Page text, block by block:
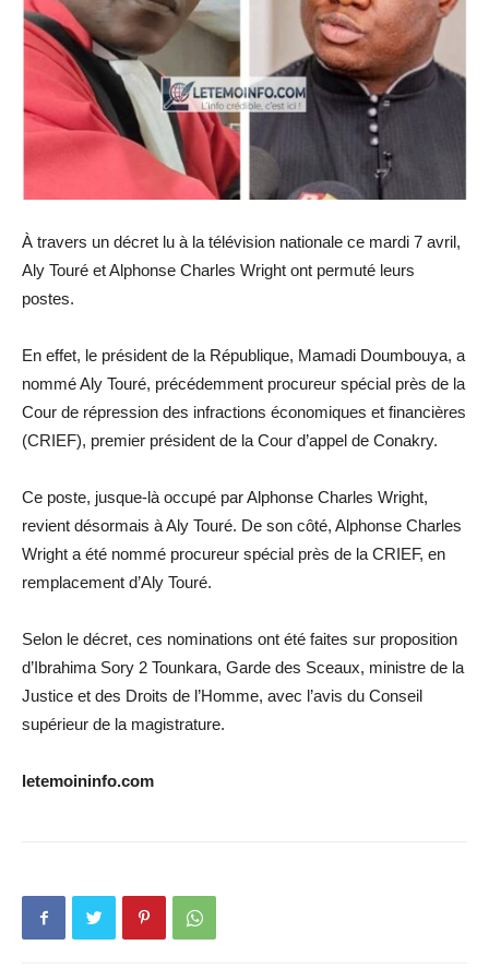
À travers un décret lu à la télévision nationale ce mardi 7 avril,
Aly Touré et Alphonse Charles Wright ont permuté leurs
postes.
En effet, le président de la République, Mamadi Doumbouya, a
nommé Aly Touré, précédemment procureur spécial près de la
Cour de répression des infractions économiques et financières
(CRIEF), premier président de la Cour d’appel de Conakry.
Ce poste, jusque-là occupé par Alphonse Charles Wright,
revient désormais à Aly Touré. De son côté, Alphonse Charles
Wright a été nommé procureur spécial près de la CRIEF, en
remplacement d’Aly Touré.
Selon le décret, ces nominations ont été faites sur proposition
d’Ibrahima Sory 2 Tounkara, Garde des Sceaux, ministre de la
Justice et des Droits de l’Homme, avec l’avis du Conseil
supérieur de la magistrature.
letemoininfo.com